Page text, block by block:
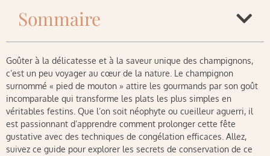
Sommaire
Goûter à la délicatesse et à la saveur unique des champignons,
c’est un peu voyager au cœur de la nature. Le champignon
surnommé « pied de mouton » attire les gourmands par son goût
incomparable qui transforme les plats les plus simples en
véritables festins. Que l’on soit néophyte ou cueilleur aguerri, il
est passionnant d’apprendre comment prolonger cette fête
gustative avec des techniques de congélation efficaces. Allez,
suivez ce guide pour explorer les secrets de conservation de ce